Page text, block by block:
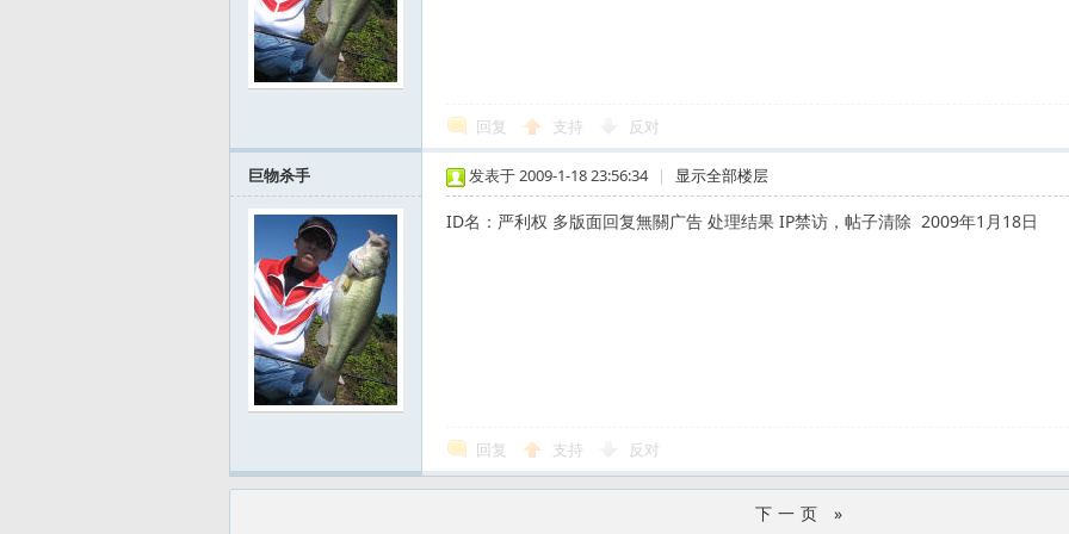
回复 支持 反对
巨物杀手 发表于 2009-1-18 23:56:34 | 显示全部楼层
ID名：严利权 多版面回复無關广告 处理结果 IP禁访，帖子清除 2009年1月18日
回复 支持 反对
下一页 »